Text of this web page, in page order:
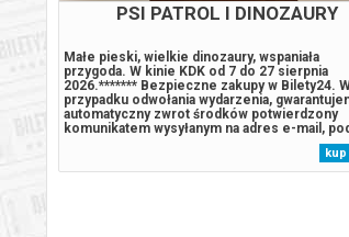
PSI PATROL I DINOZAURY
Małe pieski, wielkie dinozaury, wspaniała
przygoda. W kinie KDK od 7 do 27 sierpnia
2026.******* Bezpieczne zakupy w Bilety24.
przypadku odwołania wydarzenia,
automatyczny zwrot środków potwierdzony
komunikatem wysyłanym na adres e-mail,